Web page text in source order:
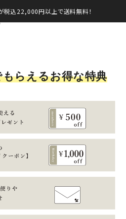
税込22,000円以上で送料無料！
らえるお得な特典